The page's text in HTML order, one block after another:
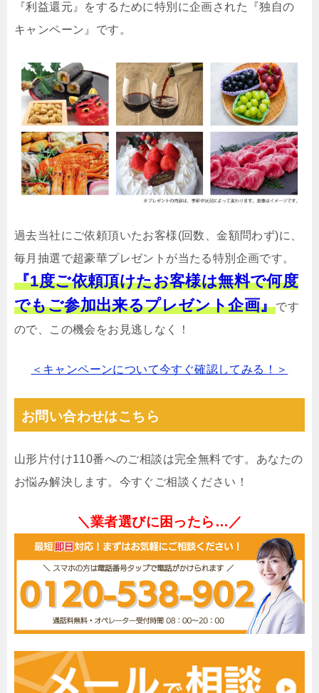
『利益還元』をするために特別に企画された『独自の
キャンペーン』です。
過去当社にご依頼頂いたお客様(回数、金額問わず)に、
毎月抽選で超豪華プレゼントが当たる特別企画です。
『1度ご依頼頂けたお客様は無料で何度
でもご参加出来るプレゼント企画』です
ので、この機会をお見逃しなく！
＜キャンペーンについて今すぐ確認してみる！＞
お問い合わせはこちら
山形片付け110番へのご相談は完全無料です。あなたの
お悩み解決します。今すぐご相談ください！
＼業者選びに困ったら…／